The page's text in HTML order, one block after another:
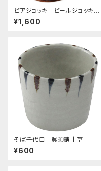
ビアジョッキ ビールジョッキ
錆十草
¥1,600
そば千代口 呉須錆十草
¥600